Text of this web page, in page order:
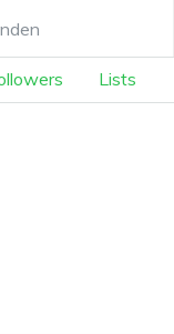
Lists